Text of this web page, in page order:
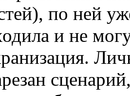
по ней
и не